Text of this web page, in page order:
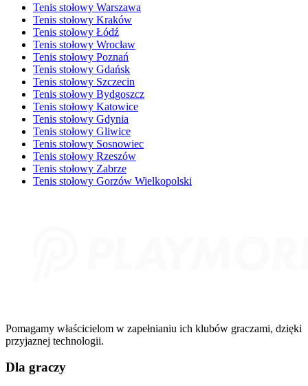
Tenis stołowy Warszawa
Tenis stołowy Kraków
Tenis stołowy Łódź
Tenis stołowy Wrocław
Tenis stołowy Poznań
Tenis stołowy Gdańsk
Tenis stołowy Szczecin
Tenis stołowy Bydgoszcz
Tenis stołowy Katowice
Tenis stołowy Gdynia
Tenis stołowy Gliwice
Tenis stołowy Sosnowiec
Tenis stołowy Rzeszów
Tenis stołowy Zabrze
Tenis stołowy Gorzów Wielkopolski
Pomagamy właścicielom w zapełnianiu ich klubów graczami, dzięki
przyjaznej technologii.
Dla graczy